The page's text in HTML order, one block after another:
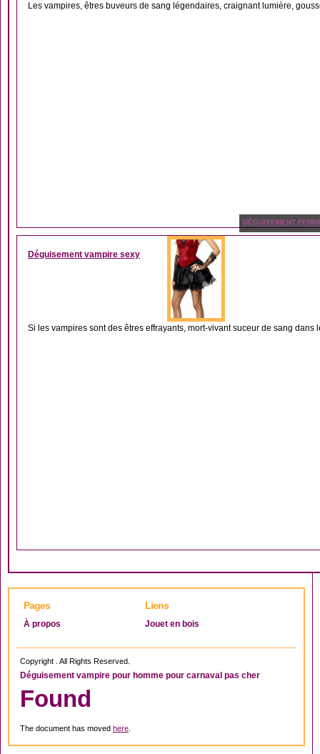
Les vampires, êtres buveurs de sang légendaires, craignant lumière,
DÉGUISEMENT
Déguisement vampire sexy
Si les vampires sont des êtres effrayants, mort-vivant suceur de sang dans
Pages
À propos
Liens
Jouet en bois
Copyright . All Rights Reserved.
Déguisement vampire pour homme pour carnaval pas cher
Found
The document has moved here